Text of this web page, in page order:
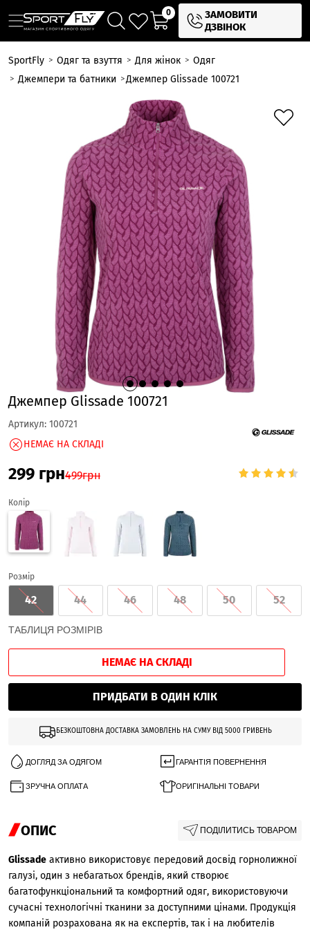
0
ЗАМОВИТИ
ДЗВІНОК
SportFly Одяг та взуття Для жінок
Одяг
Джемпери та батники
Джемпер Glissade 100721
Джемпер Glissade 100721
Артикул: 100721
НЕМАЄ НА СКЛАДІ
299 грн499грн
Колір
Розмір
42 44 46 48 50 52
ТАБЛИЦЯ РОЗМІРІВ
НЕМАЄ НА СКЛАДІ
ПРИДБАТИ В ОДИН КЛІК
БЕЗКОШТОВНА ДОСТАВКА ЗАМОВЛЕНЬ НА СУМУ ВІД 5000 ГРИВЕНЬ
ДОГЛЯД ЗА ОДЯГОМ ГАРАНТІЯ ПОВЕРНЕННЯ
ЗРУЧНА ОПЛАТА ОРИГІНАЛЬНІ ТОВАРИ
ОПИС ПОДІЛИТИСЬ ТОВАРОМ
Glissade активно використовує передовий досвід горнолижної
галузі, один з небагатьох брендів, який створює
багатофункціональний та комфортний одяг, використовуючи
сучасні технологічні тканини за доступними цінами. Продукція
компаній розрахована як на експертів, так і на любителів